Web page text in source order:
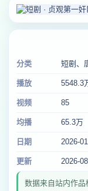
分类 短剧、
播放 5548.3
视频 85
均播 65.3万
日期 2026-
更新 2026-
数据来自站内作品